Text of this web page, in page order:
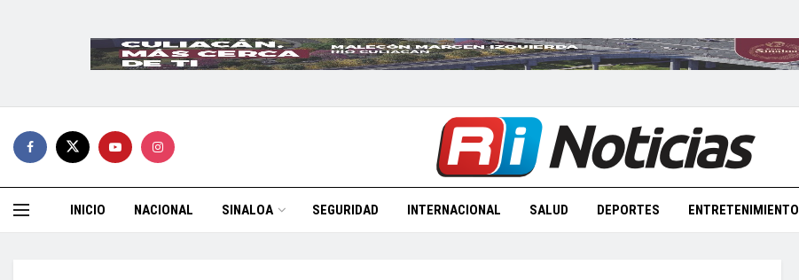
INICIO NACIONAL SINALOA SEGURIDAD INTERNACIONAL SALUD DEPORTES ENTRETENIMIENTO